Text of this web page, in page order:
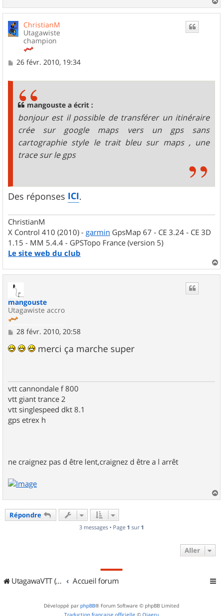
a
u
ChristianM
Utagawiste
champion
M
26 févr. 2010, 19:34
mangouste a écrit :
bonjour est il possible de transférer un itinéraire
crée sur google maps vers un gps sans
cartographie style le trait bleu sur maps , une
trace sur le gps
Des réponses ICI.
ChristianM
X Control 410 (2010) - garmin GpsMap 67 - CE 3.24 - CE 3D
1.15 - MM 5.4.4 - GPSTopo France (version 5)
Le site web du club
a
mangouste
Utagawiste accro
M
s
s
28 févr. 2010, 20:58
merci ça marche super
vtt cannondale f 800
vtt giant trance 2
vtt singlespeed dkt 8.1
gps etrex h
ne craignez pas d être lent,craignez d être a l arrêt
a
Répondre
3 messages • Page 1 sur 1
Aller
UtagawaVTT (Randos VTT et VTTAE avec traces GPS) Accueil forum
Développé par phpBB® Forum Software © phpBB Limited
Traduction française officielle © Qiaeru